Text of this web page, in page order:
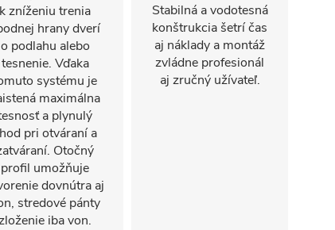
k zníženiu trenia
hrany dverí
o podlahu alebo
tesnenie. Vďaka
systému je
maximálna
a plynulý
pri otváraní a
Otočný
profil umožňuje
dovnútra aj
stredové pánty
iba von.
Stabilná a vodotesná
konštrukcia šetrí čas
aj náklady a montáž
zvládne profesionál
aj zručný užívateľ.